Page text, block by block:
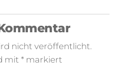
nicht veröffentlicht.
mit * markiert